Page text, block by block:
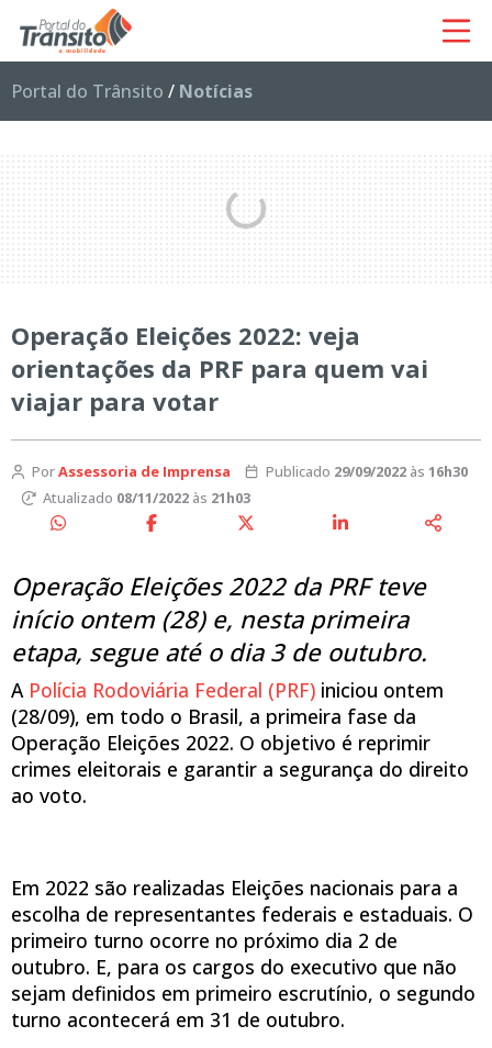
Portal do Trânsito / Notícias
Operação Eleições 2022: veja
orientações da PRF para quem vai
viajar para votar
PorAssessoria de Imprensa Publicado 29/09/2022às 16h30
Atualizado 08/11/2022às 21h03
Operação Eleições 2022 da PRF teve
início ontem (28) e, nesta primeira
etapa, segue até o dia 3 de outubro.
A Polícia Rodoviária Federal (PRF) iniciou ontem
(28/09), em todo o Brasil, a primeira fase da
Operação Eleições 2022. O objetivo é reprimir
crimes eleitorais e garantir a segurança do direito
ao voto.
Em 2022 são realizadas Eleições nacionais para a
escolha de representantes federais e estaduais. O
primeiro turno ocorre no próximo dia 2 de
outubro. E, para os cargos do executivo que não
sejam definidos em primeiro escrutínio, o segundo
turno acontecerá em 31 de outubro.